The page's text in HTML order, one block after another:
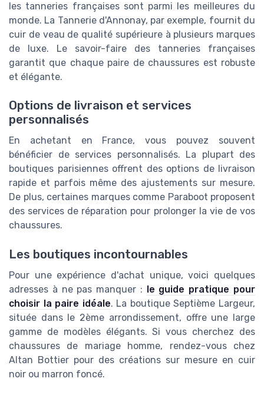
les tanneries françaises sont parmi les meilleures du
monde. La Tannerie d'Annonay, par exemple, fournit du
cuir de veau de qualité supérieure à plusieurs marques
de luxe. Le savoir-faire des tanneries françaises
garantit que chaque paire de chaussures est robuste
et élégante.
Options de livraison et services
personnalisés
En achetant en France, vous pouvez souvent
bénéficier de services personnalisés. La plupart des
boutiques parisiennes offrent des options de livraison
rapide et parfois même des ajustements sur mesure.
De plus, certaines marques comme Paraboot proposent
des services de réparation pour prolonger la vie de vos
chaussures.
Les boutiques incontournables
Pour une expérience d'achat unique, voici quelques
adresses à ne pas manquer : le guide pratique pour
choisir la paire idéale. La boutique Septième Largeur,
située dans le 2ème arrondissement, offre une large
gamme de modèles élégants. Si vous cherchez des
chaussures de mariage homme, rendez-vous chez
Altan Bottier pour des créations sur mesure en cuir
noir ou marron foncé.